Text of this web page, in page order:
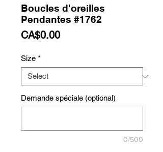
Boucles d'oreilles
Pendantes #1762
CA$0.00Price
Size *
Demande spéciale (optional)
0/500